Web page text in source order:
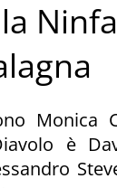
Monica
è